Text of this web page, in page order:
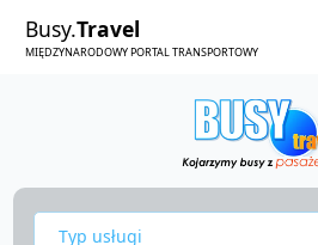
Busy.Travel
MIĘDZYNARODOWY PORTAL TRANSPORTOWY
Typ usługi